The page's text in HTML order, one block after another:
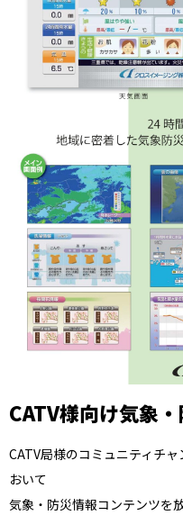
CATV様向け気象
CATV局様のコミュニティチ
おいて
気象・防災情報コンテンツを